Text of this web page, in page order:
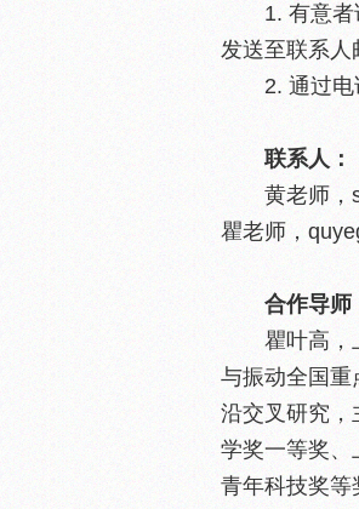
1. 有意
发送至联系人
2. 通过电
联系人：
黄老师，
瞿老师，
合作导师
瞿叶高，
与振动全国重
沿交叉研究，
学奖一等奖、
青年科技奖等